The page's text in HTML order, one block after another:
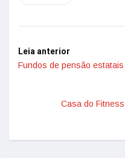
Leia anterior
Fundos de pensão
Casa do